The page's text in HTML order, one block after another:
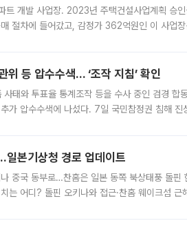
트 개발 사업장. 2023년 주택건설사업계획 승
절차에 들어갔고, 감정가 362억원인 이 사업
위 등 압수수색… ‘조작 지침’ 확인
태와 투표율 통계조작 등을 수사 중인 검경 합
가 압수수색에 나섰다. 7일 국민참정권 침해 진
본기상청 경로 업데이트
중국 동부로…찬홈은 일본 동쪽 북상태풍 돌핀
는 어디? 돌핀 오키나와 접근·찬홈 웨이크섬 근